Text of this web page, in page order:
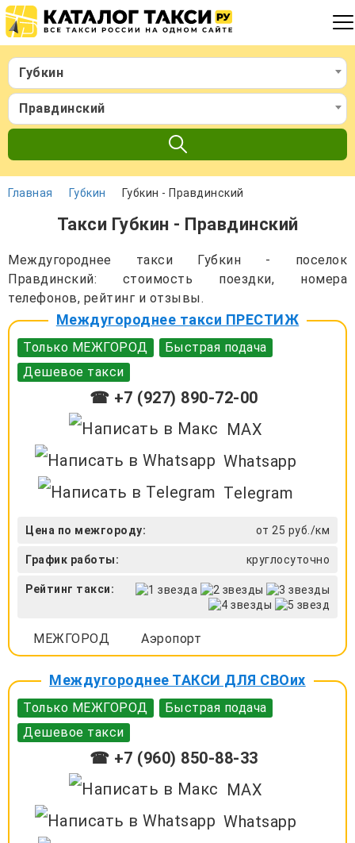
Губкин
Правдинский
Главная Губкин Губкин - Правдинский
Такси Губкин - Правдинский
Междугороднее такси Губкин - поселок
Правдинский: стоимость поездки, номера
телефонов, рейтинг и отзывы.
Междугороднее такси ПРЕСТИЖ
Только МЕЖГОРОД
Быстрая подача
Дешевое такси
☎ +7 (927) 890-72-00
MAX
Whatsapp
Telegram
Цена по межгороду: от 25 руб./км
График работы: круглосуточно
Рейтинг такси:
МЕЖГОРОД Аэропорт
Междугороднее ТАКСИ ДЛЯ СВОих
Только МЕЖГОРОД
Быстрая подача
Дешевое такси
☎ +7 (960) 850-88-33
MAX
Whatsapp